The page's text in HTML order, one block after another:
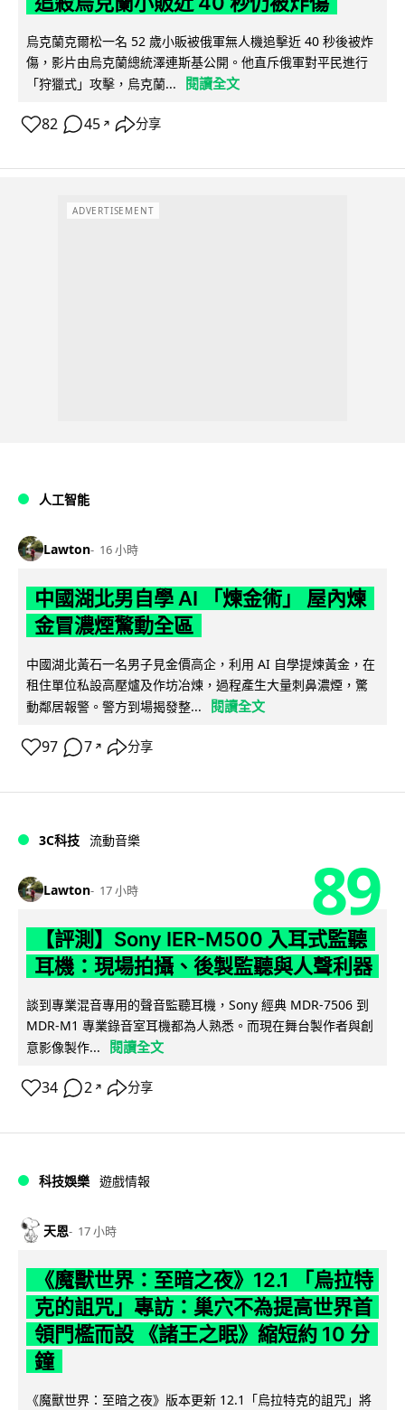
烏克蘭克爾松一名 52 歲小販被俄軍無人機追擊近 40 秒後被炸
傷，影片由烏克蘭總統澤連斯基公開。他直斥俄軍對平民進行
「狩獵式」攻擊，烏克蘭...
閱讀全文
82 45 ↗ 分享
ADVERTISEMENT
人工智能
Lawton 16 小時
中國湖北男自學 AI 「煉金術」 屋內煉
金冒濃煙驚動全區
中國湖北黃石一名男子見金價高企，利用 AI 自學提煉黃金，在
租住單位私設高壓爐及作坊冶煉，過程產生大量刺鼻濃煙，驚
動鄰居報警。警方到場揭發整...
閱讀全文
97 7 ↗ 分享
3C科技 流動音樂
Lawton 17 小時 89
【評測】Sony IER-M500 入耳式監聽
耳機：現場拍攝、後製監聽與人聲利器
談到專業混音專用的聲音監聽耳機，Sony 經典 MDR-7506 到
MDR-M1 專業錄音室耳機都為人熟悉。而現在舞台製作者與創
意影像製作...
閱讀全文
34 2 ↗ 分享
科技娛樂 遊戲情報
天恩 17 小時
《魔獸世界：至暗之夜》12.1 「烏拉特
克的詛咒」專訪：巢穴不為提高世界首
領門檻而設 《諸王之眠》縮短約 10 分
鐘
《魔獸世界：至暗之夜》版本更新 12.1「烏拉特克的詛咒」將